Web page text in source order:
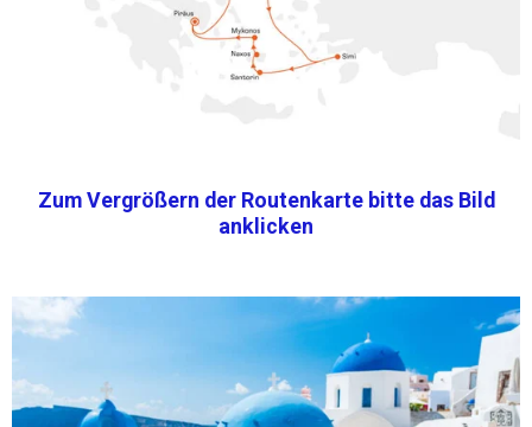
Zum Vergrößern der Routenkarte bitte das Bild
anklicken